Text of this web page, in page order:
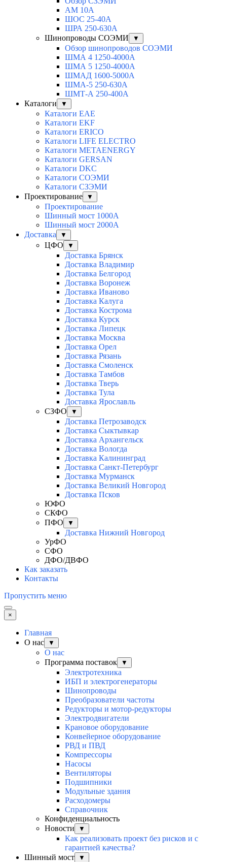
АМ 10А
ШОС 25-40А
ШРА 250-630А
Шинопроводы СОЭМИ
▼
Обзор шинопроводов СОЭМИ
ШМА 4 1250-4000А
ШМА 5 1250-4000А
ШМАД 1600-5000А
ШМА-5 250-630А
ШМТ-А 250-400А
Каталоги
▼
Каталоги EAE
Каталоги EKF
Каталоги ERICO
Каталоги LIFE ELECTRO
Каталоги METAENERGY
Каталоги GERSAN
Каталоги DKC
Каталоги СОЭМИ
Каталоги СЗЭМИ
Проектирование
▼
Проектирование
Шинный мост 1000А
Шинный мост 2000А
Доставка
▼
ЦФО ▼
Доставка Брянск
Доставка Владимир
Доставка Белгород
Доставка Воронеж
Доставка Иваново
Доставка Калуга
Доставка Кострома
Доставка Курск
Доставка Липецк
Доставка Москва
Доставка Орел
Доставка Рязань
Доставка Смоленск
Доставка Тамбов
Доставка Тверь
Доставка Тула
Доставка Ярославль
СЗФО
▼
Доставка Петрозаводск
Доставка Сыктывкар
Доставка Архангельск
Доставка Вологда
Доставка Калининград
Доставка Санкт-Петербург
Доставка Мурманск
Доставка Великий Новгород
Доставка Псков
ЮФО
СКФО
ПФО
▼
Доставка Нижний Новгород
УрФО
СФО
ДФО/ДВФО
Как заказать
Контакты
Пропустить меню
×
Главная
О нас
▼
О нас
Программа поставок
▼
Электротехника
ИБП и электрогенераторы
Шинопроводы
Преобразователи частоты
Редукторы и мотор-редукторы
Электродвигатели
Крановое оборудование
Конвейерное оборудование
РВД и ПВД
Компрессоры
Насосы
Вентиляторы
Подшипники
Модульные здания
Расходомеры
Справочник
Конфиденциальность
Новости
▼
Как реализовать проект без рисков и с
гарантией качества?
Шинный мост
▼